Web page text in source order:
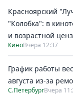
Красноярский
"Колобка": в
и возрастной ценз
КиноВчера 12:37
График работы
августа из-за
С.ПетербургВчера